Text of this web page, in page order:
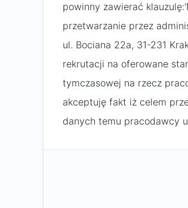
powinny zawierać
przetwarzanie przez
ul. Bociana 22a, 31-231
rekrutacji na oferowane
tymczasowej na rzecz
akceptuję fakt iż celem
danych temu pracodawcy